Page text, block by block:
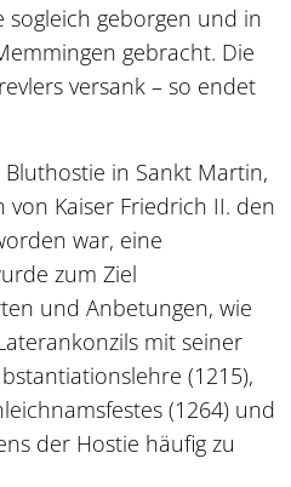
sogleich geborgen und in
gebracht. Die
versank – so endet
in Sankt Martin,
Kaiser Friedrich II. den
war, eine
zum Ziel
und Anbetungen, wie
mit seiner
(1215),
(1264) und
der Hostie häufig zu